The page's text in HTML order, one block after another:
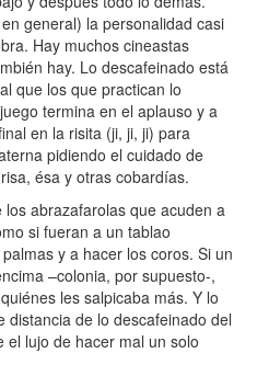
general) la personalidad casi
Hay muchos cineastas
hay. Lo descafeinado está
que los que practican lo
termina en el aplauso y a
en la risita (ji, ji, ji) para
pidiendo el cuidado de
ésa y otras cobardías.
abrazafarolas que acuden a
si fueran a un tablao
y a hacer los coros. Si un
–colonia, por supuesto-,
les salpicaba más. Y lo
distancia de lo descafeinado del
lujo de hacer mal un solo